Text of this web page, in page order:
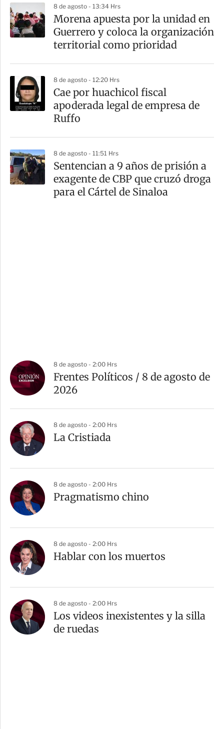
8 de agosto - 13:34 Hrs
Morena apuesta por la unidad en
Guerrero y coloca la organización
territorial como prioridad
8 de agosto - 12:20 Hrs
Cae por huachicol fiscal
apoderada legal de empresa de
Ruffo
8 de agosto - 11:51 Hrs
Sentencian a 9 años de prisión a
exagente de CBP que cruzó droga
para el Cártel de Sinaloa
8 de agosto - 2:00 Hrs
Frentes Políticos / 8 de agosto de
2026
8 de agosto - 2:00 Hrs
La Cristiada
8 de agosto - 2:00 Hrs
Pragmatismo chino
8 de agosto - 2:00 Hrs
Hablar con los muertos
8 de agosto - 2:00 Hrs
Los videos inexistentes y la silla
de ruedas